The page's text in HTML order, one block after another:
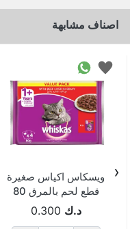
اصناف مشابهة
ويسكاس اكياس صغيرة
قطع لحم بالمرق 80
جرام د.ك 0.300
‹